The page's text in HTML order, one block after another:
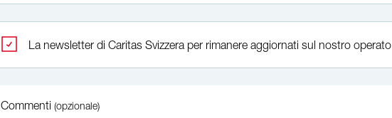
La newsletter di Caritas Svizzera per rimanere aggiornati sul nostro operato
Commenti (opzionale)